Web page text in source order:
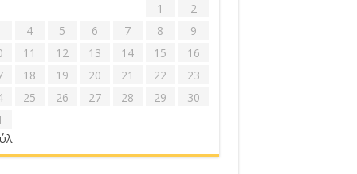
1
2
4 5 6 7 8
9
11 12 13 14 15
16
18 19 20 21 22
23
25 26 27 28 29
30